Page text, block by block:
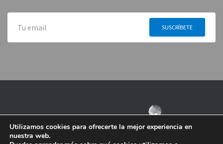
Utilizamos cookies para ofrecerte la mejor experiencia en
nuestra web.